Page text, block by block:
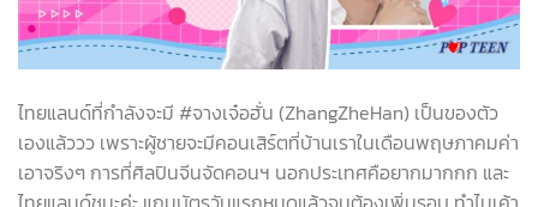
ไทยแลนด์ที่กำลังจะมี #จางเจ๋อฮั่น (ZhangZheHan) เป็นของตัว
เองแล้ววว เพราะผู้ชายจะมีคอนเสิร์ตที่บ้านเราในเดือนพฤษภาคมค่า
เอาจริงๆ การที่ศิลปินจีนจัดคอนฯ นอกประเทศคือยากมากกก และ